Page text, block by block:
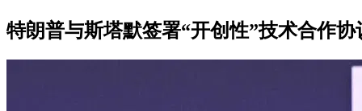
特朗普与斯塔默签署“开创性”技术合作协